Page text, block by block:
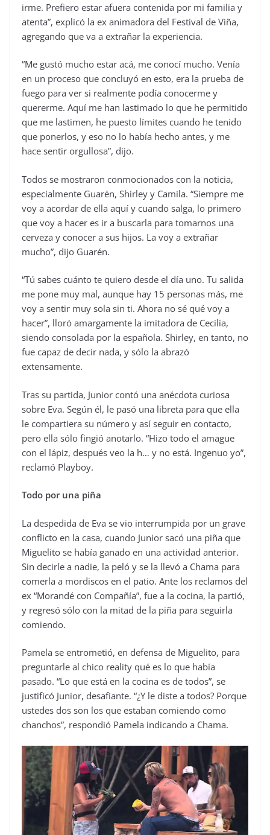
irme. Prefiero estar afuera contenida por mi familia y
atenta”, explicó la ex animadora del Festival de Viña,
agregando que va a extrañar la experiencia.
“Me gustó mucho estar acá, me conocí mucho. Venía
en un proceso que concluyó en esto, era la prueba de
fuego para ver si realmente podía conocerme y
quererme. Aquí me han lastimado lo que he permitido
que me lastimen, he puesto límites cuando he tenido
que ponerlos, y eso no lo había hecho antes, y me
hace sentir orgullosa”, dijo.
Todos se mostraron conmocionados con la noticia,
especialmente Guarén, Shirley y Camila. “Siempre me
voy a acordar de ella aquí y cuando salga, lo primero
que voy a hacer es ir a buscarla para tomarnos una
cerveza y conocer a sus hijos. La voy a extrañar
mucho”, dijo Guarén.
“Tú sabes cuánto te quiero desde el día uno. Tu salida
me pone muy mal, aunque hay 15 personas más, me
voy a sentir muy sola sin ti. Ahora no sé qué voy a
hacer”, lloró amargamente la imitadora de Cecilia,
siendo consolada por la española. Shirley, en tanto, no
fue capaz de decir nada, y sólo la abrazó
extensamente.
Tras su partida, Junior contó una anécdota curiosa
sobre Eva. Según él, le pasó una libreta para que ella
le compartiera su número y así seguir en contacto,
pero ella sólo fingió anotarlo. “Hizo todo el amague
con el lápiz, después veo la h… y no está. Ingenuo yo”,
reclamó Playboy.
Todo por una piña
La despedida de Eva se vio interrumpida por un grave
conflicto en la casa, cuando Junior sacó una piña que
Miguelito se había ganado en una actividad anterior.
Sin decirle a nadie, la peló y se la llevó a Chama para
comerla a mordiscos en el patio. Ante los reclamos del
ex “Morandé con Compañía”, fue a la cocina, la partió,
y regresó sólo con la mitad de la piña para seguirla
comiendo.
Pamela se entrometió, en defensa de Miguelito, para
preguntarle al chico reality qué es lo que había
pasado. “Lo que está en la cocina es de todos”, se
justificó Junior, desafiante. “¿Y le diste a todos? Porque
ustedes dos son los que estaban comiendo como
chanchos”, respondió Pamela indicando a Chama.